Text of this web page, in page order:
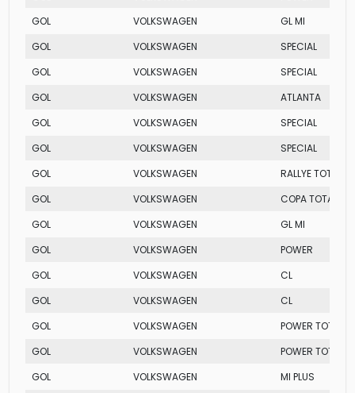
GOL
VOLKSWAGEN
GL MI
GOL
VOLKSWAGEN
SPECIAL
GOL
VOLKSWAGEN
SPECIAL
GOL
VOLKSWAGEN
ATLANTA
GOL
VOLKSWAGEN
SPECIAL
GOL
VOLKSWAGEN
SPECIAL
GOL
VOLKSWAGEN
RALLYE TOTAL
GOL
VOLKSWAGEN
COPA TOTAL
GOL
VOLKSWAGEN
GL MI
GOL
VOLKSWAGEN
POWER
GOL
VOLKSWAGEN
CL
GOL
VOLKSWAGEN
CL
GOL
VOLKSWAGEN
POWER TOTAL
GOL
VOLKSWAGEN
POWER TOTAL
GOL
VOLKSWAGEN
MI PLUS